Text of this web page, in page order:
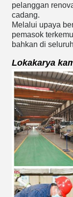
pelanggan
cadang.
Melalui upaya
pemasok
bahkan di
Lokakarya